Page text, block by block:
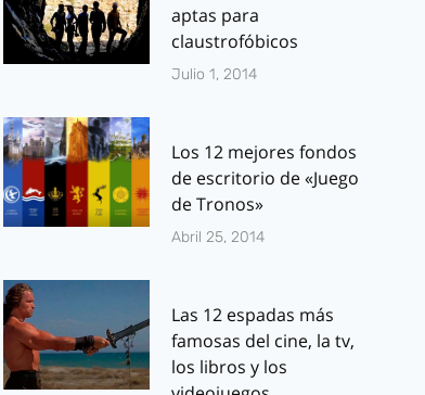
Legends of
Tomorrow: El
spin-off de Arrow
luz verde y
sinopsis oficial
Por
J.J. González Haro
mayo 8, 2015
Hijo de
Tráiler de
abril 15, 2013
aptas para
claustrofóbicos
Julio 1, 2014
Los 12 mejores fondos
de escritorio de «Juego
de Tronos»
Abril 25, 2014
Las 12 espadas más
famosas del cine, la tv,
los libros y los